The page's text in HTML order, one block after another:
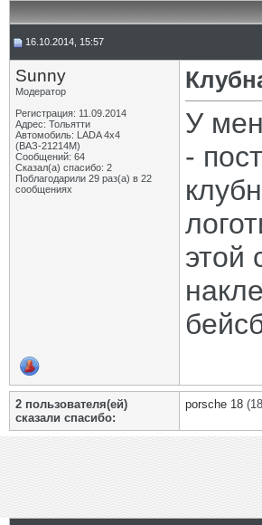
16.10.2014, 15:57
Sunny
Модератор
Регистрация: 11.09.2014
Адрес: Тольятти
Автомобиль: LADA 4x4
(ВАЗ-21214М)
Сообщений: 64
Сказал(а) спасибо: 2
Поблагодарили 29 раз(а) в 22
сообщениях
У
-
этой
2 пользователя(ей)
сказали cпасибо:
porsche 18